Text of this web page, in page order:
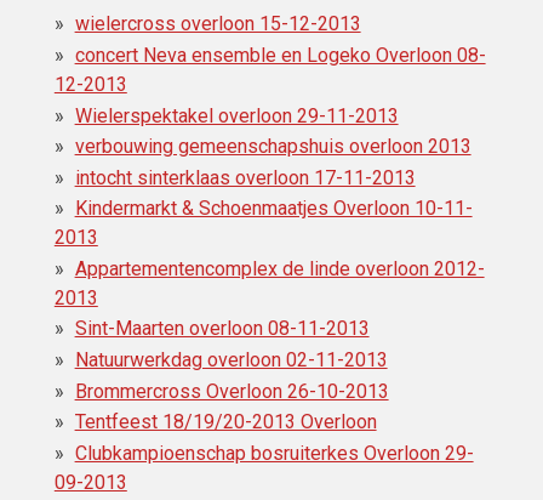
wielercross overloon 15-12-2013
concert Neva ensemble en Logeko Overloon 08-
12-2013
Wielerspektakel overloon 29-11-2013
verbouwing gemeenschapshuis overloon 2013
intocht sinterklaas overloon 17-11-2013
Kindermarkt & Schoenmaatjes Overloon 10-11-
2013
Appartementencomplex de linde overloon 2012-
2013
Sint-Maarten overloon 08-11-2013
Natuurwerkdag overloon 02-11-2013
Brommercross Overloon 26-10-2013
Tentfeest 18/19/20-2013 Overloon
Clubkampioenschap bosruiterkes Overloon 29-
09-2013